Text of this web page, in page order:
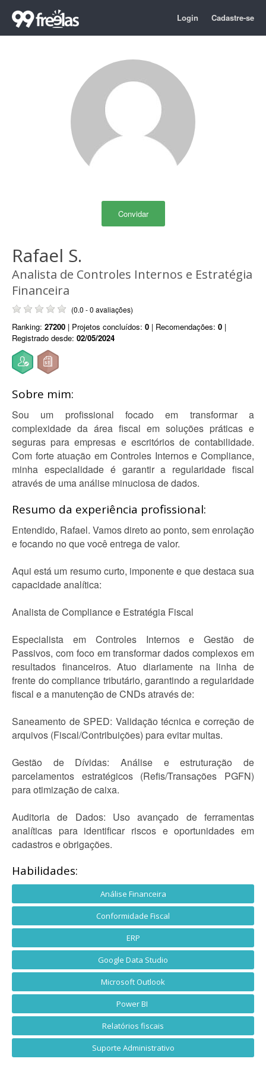
Login Cadastre-se
Convidar
Rafael S.
Analista de Controles Internos e Estratégia
Financeira
(0.0 - 0 avaliações)
Ranking: 27200 | Projetos concluídos: 0 | Recomendações: 0 |
Registrado desde: 02/05/2024
Sobre mim:
Sou um profissional focado em transformar a
complexidade da área fiscal em soluções práticas e
seguras para empresas e escritórios de contabilidade.
Com forte atuação em Controles Internos e Compliance,
minha especialidade é garantir a regularidade fiscal
através de uma análise minuciosa de dados.
Resumo da experiência profissional:
Entendido, Rafael. Vamos direto ao ponto, sem enrolação
e focando no que você entrega de valor.
Aqui está um resumo curto, imponente e que destaca sua
capacidade analítica:
Analista de Compliance e Estratégia Fiscal
Especialista em Controles Internos e Gestão de
Passivos, com foco em transformar dados complexos em
resultados financeiros. Atuo diariamente na linha de
frente do compliance tributário, garantindo a regularidade
fiscal e a manutenção de CNDs através de:
Saneamento de SPED: Validação técnica e correção de
arquivos (Fiscal/Contribuições) para evitar multas.
Gestão de Dívidas: Análise e estruturação de
parcelamentos estratégicos (Refis/Transações PGFN)
para otimização de caixa.
Auditoria de Dados: Uso avançado de ferramentas
analíticas para identificar riscos e oportunidades em
cadastros e obrigações.
Habilidades:
Análise Financeira
Conformidade Fiscal
ERP
Google Data Studio
Microsoft Outlook
Power BI
Relatórios fiscais
Suporte Administrativo